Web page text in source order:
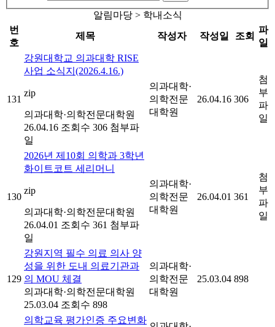
알림마당 > 학내소식
번
호
제목 작성자 작성일 조회
파
일
131
강원대학교 의과대학 RISE
사업 소식지(2026.4.16.)
zip
의과대학·의학전문대학원
26.04.16 조회수 306 첨부파
일
의과대학·
의학전문
대학원
26.04.16 306
첨
부
파
일
130
2026년 제10회 의학과 3학년
화이트코트 세리머니
zip
의과대학·의학전문대학원
26.04.01 조회수 361 첨부파
일
의과대학·
의학전문
대학원
26.04.01 361
첨
부
파
일
129
강원지역 필수 의료 의사 양
성을 위한 도내 의료기관과
의 MOU 체결
의과대학·의학전문대학원
25.03.04 조회수 898
의과대학·
의학전문
대학원
25.03.04 898
의학교육 평가인증 주요변화